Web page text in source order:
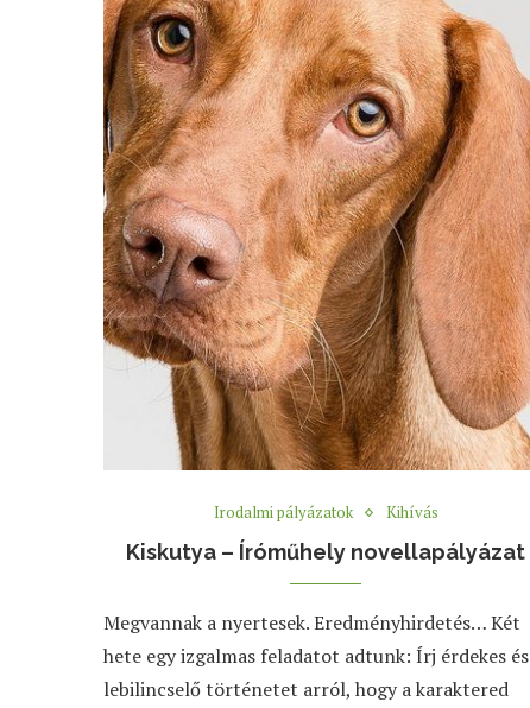
Irodalmi pályázatok Kihívás
Kiskutya – Íróműhely novellapályázat
Megvannak a nyertesek. Eredményhirdetés… Két
hete egy izgalmas feladatot adtunk: Írj érdekes és
lebilincselő történetet arról, hogy a karaktered